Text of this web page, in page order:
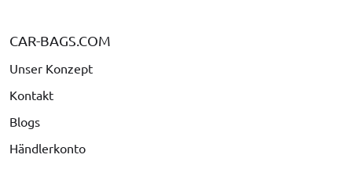
CAR-BAGS.COM
Unser Konzept
Kontakt
Blogs
Händlerkonto